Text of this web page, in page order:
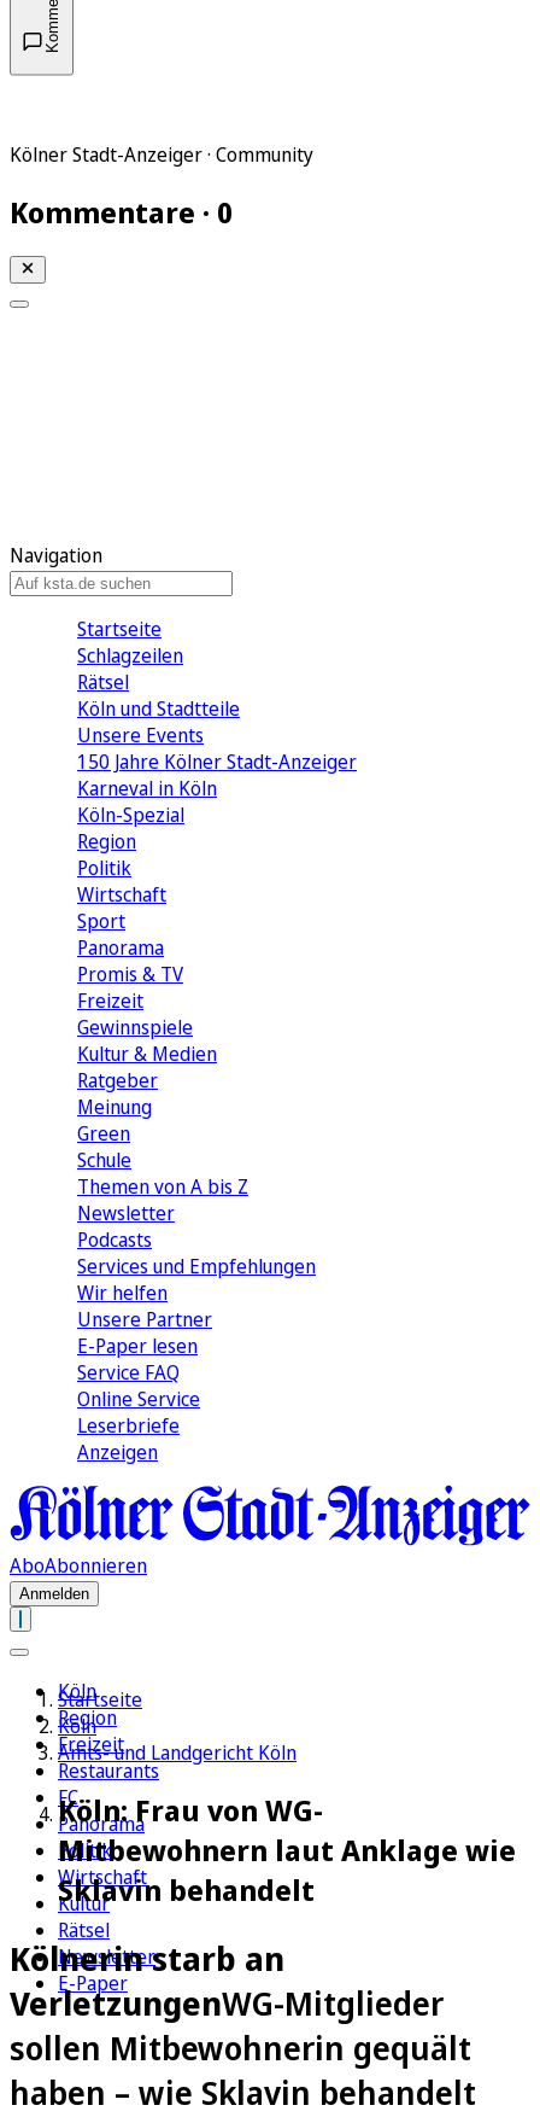
Kölner Stadt-Anzeiger · Community
Kommentare · 0
Navigation
Startseite
Schlagzeilen
Rätsel
Köln und Stadtteile
Unsere Events
150 Jahre Kölner Stadt-Anzeiger
Karneval in Köln
Köln-Spezial
Region
Politik
Wirtschaft
Sport
Panorama
Promis & TV
Freizeit
Gewinnspiele
Kultur & Medien
Ratgeber
Meinung
Green
Schule
Themen von A bis Z
Newsletter
Podcasts
Services und Empfehlungen
Wir helfen
Unsere Partner
E-Paper lesen
Service FAQ
Online Service
Leserbriefe
Anzeigen
AboAbonnieren
Anmelden
Köln
Region
Freizeit
Restaurants
FC
Panorama
Politik
Wirtschaft
Kultur
Rätsel
Newsletter
E-Paper
Startseite
Köln
Amts- und Landgericht Köln
Köln: Frau von WG-
Mitbewohnern laut Anklage wie
Sklavin behandelt
Kölnerin starb an
VerletzungenWG-Mitglieder
sollen Mitbewohnerin gequält
haben – wie Sklavin behandelt